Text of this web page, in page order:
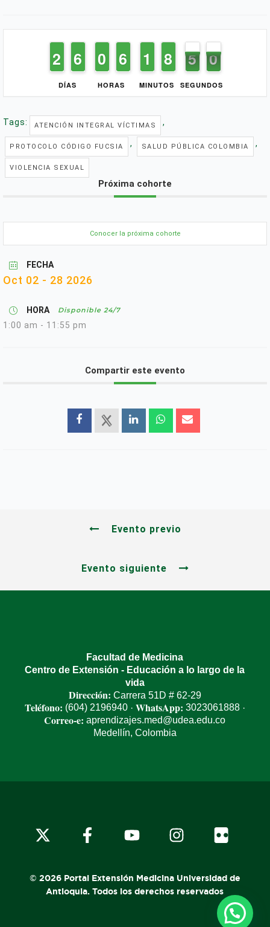
DÍAS
1
1
2
2 5
5
6
6
HORAS
9
9
0
0 5
5
6
6
MINUTOS
1
1
1
1 7
7
8
8
SEGUNDOS
5
4
4 0
9
9
Tags: ATENCIÓN INTEGRAL VÍCTIMAS ,
PROTOCOLO CÓDIGO FUCSIA , SALUD PÚBLICA COLOMBIA ,
VIOLENCIA SEXUAL
Próxima cohorte
Conocer la próxima cohorte
FECHA
Oct 02 - 28 2026
HORA Disponible 24/7
1:00 am - 11:55 pm
Compartir este evento
Evento previo
Evento siguiente
Facultad de Medicina
Centro de Extensión - Educación a lo largo de la
vida
Dirección: Carrera 51D # 62-29
Teléfono: (604) 2196940· WhatsApp: 3023061888·
Correo-e: aprendizajes.med@udea.edu.co
Medellín, Colombia
© 2026 Portal Extensión Medicina Universidad de
Antioquia. Todos los derechos reservados